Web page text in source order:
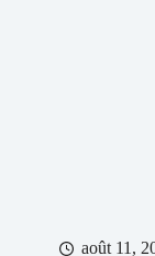
août 11,